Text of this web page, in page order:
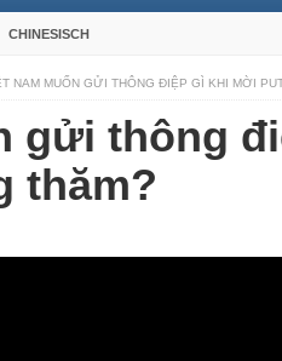
CHINESISCH
NAM MUỐN GỬI THÔNG ĐIỆP GÌ KHI MỜI
gửi thông
thăm?